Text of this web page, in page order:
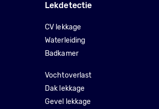
Lekdetectie
CV lekkage
Waterleiding
Badkamer
Vochtoverlast
Dak lekkage
Gevel lekkage